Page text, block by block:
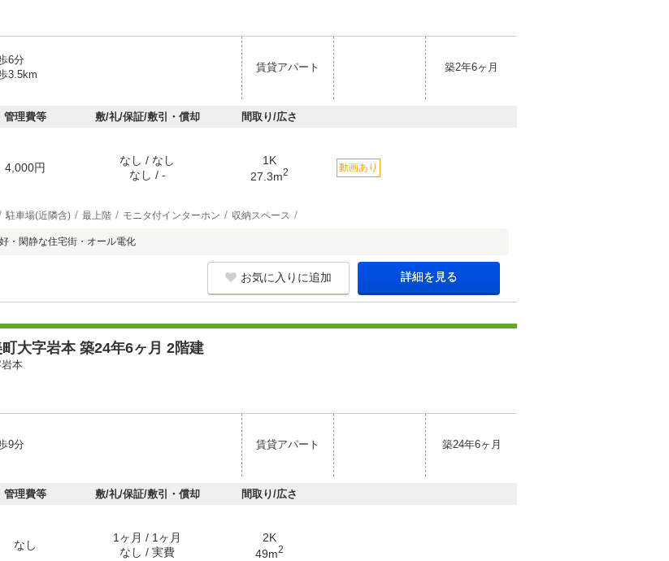
6分
3.5km
賃貸アパート 築2年6ヶ月
管理費等 敷/礼/保証/敷引・償却 間取り/広さ
4,000円
なし / なし
なし / -
1K
27.3m2 動画あり
駐車場(近隣含) 最上階 モニタ付インターホン 収納スペース
・閑静な住宅街・オール電化
お気に入りに追加 詳細を見る
大字岩本 築24年6ヶ月 2階建
本
9分 賃貸アパート 築24年6ヶ月
管理費等 敷/礼/保証/敷引・償却 間取り/広さ
なし
1ヶ月 / 1ヶ月
なし / 実費
2K
49m2